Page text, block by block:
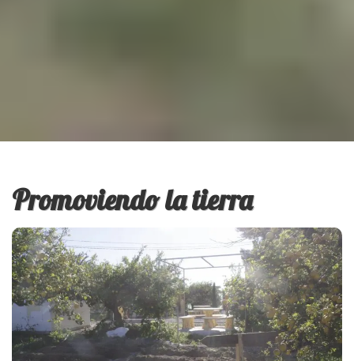
Promoviendo la tierra